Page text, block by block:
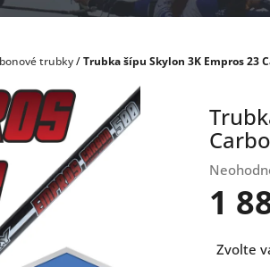
trubky/Trubka šípu Skylon 3K Empros 23
hodnocení
produktu
0,0
1
cena:
Zvolte